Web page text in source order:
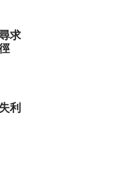
求
利